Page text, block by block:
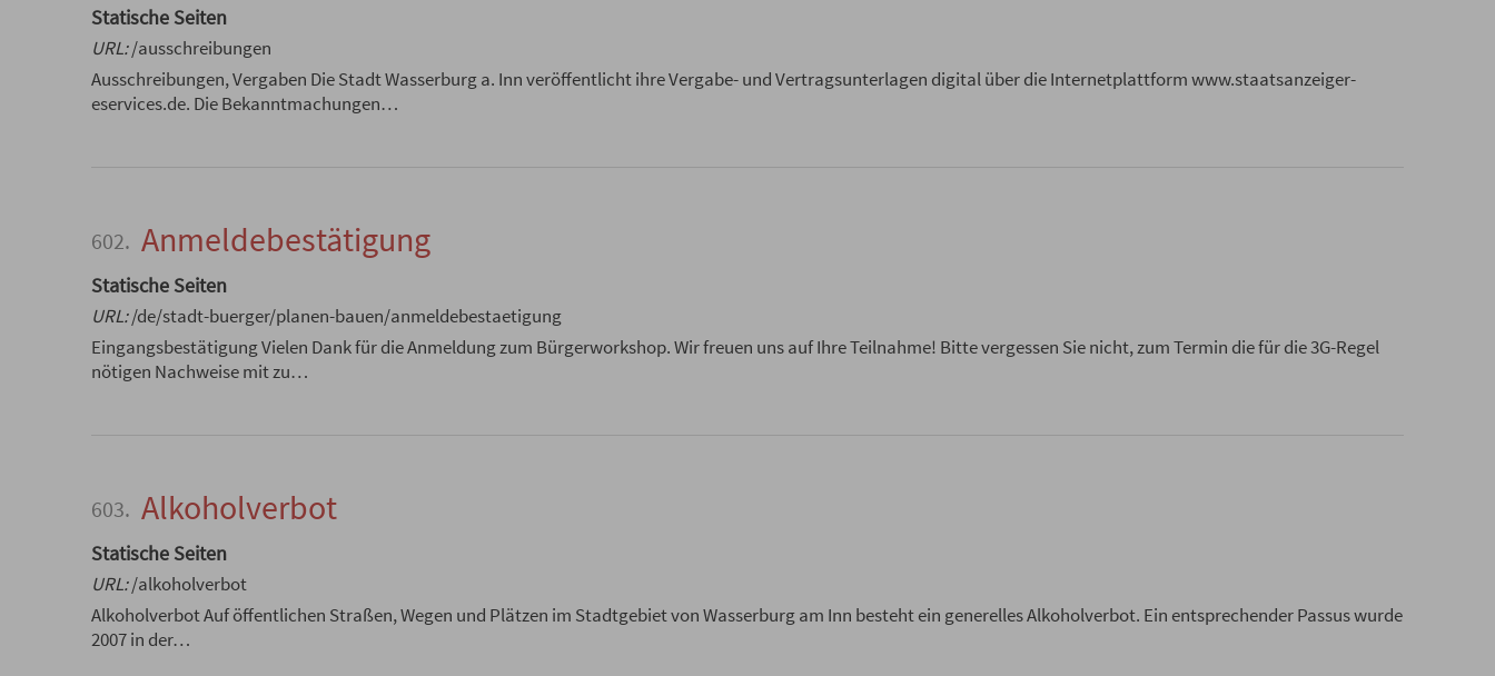
Statische Seiten
URL:/ausschreibungen
Ausschreibungen, Vergaben Die Stadt Wasserburg a. Inn veröffentlicht ihre Vergabe- und Vertragsunterlagen digital über die Internetplattform www.staatsanzeiger-
eservices.de. Die Bekanntmachungen…
602. Anmeldebestätigung
Statische Seiten
URL:/de/stadt-buerger/planen-bauen/anmeldebestaetigung
Eingangsbestätigung Vielen Dank für die Anmeldung zum Bürgerworkshop. Wir freuen uns auf Ihre Teilnahme! Bitte vergessen Sie nicht, zum Termin die für die 3G-Regel
nötigen Nachweise mit zu…
603. Alkoholverbot
Statische Seiten
URL:/alkoholverbot
Alkoholverbot Auf öffentlichen Straßen, Wegen und Plätzen im Stadtgebiet von Wasserburg am Inn besteht ein generelles Alkoholverbot. Ein entsprechender Passus wurde
2007 in der…